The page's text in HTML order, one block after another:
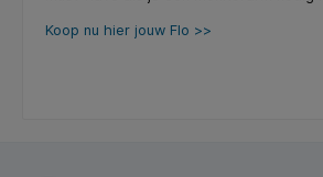
Koop nu hier jouw Flo >>